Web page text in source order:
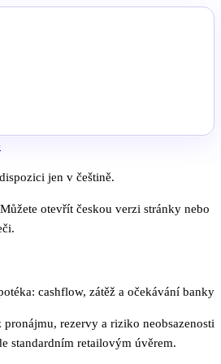
jen v češtině.
otevřít českou verzi stránky nebo
cashflow, zátěž a očekávání banky
rezervy a riziko neobsazenosti
standardním retailovým úvěrem.